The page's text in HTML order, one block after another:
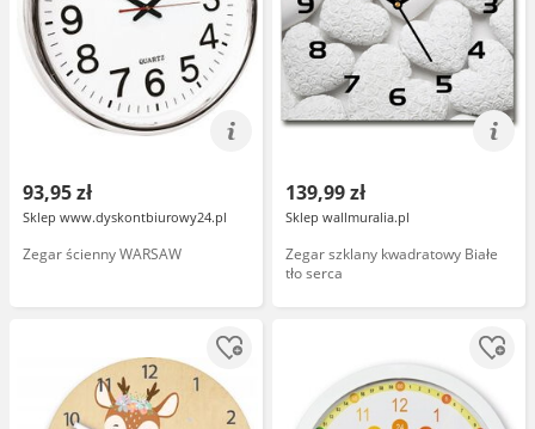
93,95 zł
Sklep www.dyskontbiurowy24.pl
Zegar ścienny WARSAW
139,99 zł
Sklep wallmuralia.pl
Zegar szklany kwadratowy Białe
tło serca